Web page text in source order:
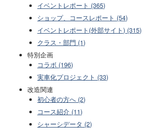
イベントレポート (365)
ショップ、コースレポート (54)
イベントレポート(外部サイト) (315)
クラス・部門 (1)
特別企画
コラボ (196)
実車化プロジェクト (33)
改造関連
初心者の方へ (2)
コース紹介 (11)
シャーシデータ (2)